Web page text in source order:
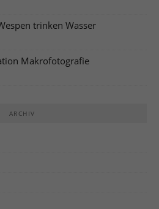
trinken Wasser
Makrofotografie
ARCHIV